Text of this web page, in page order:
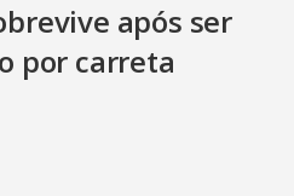
após ser
por carreta